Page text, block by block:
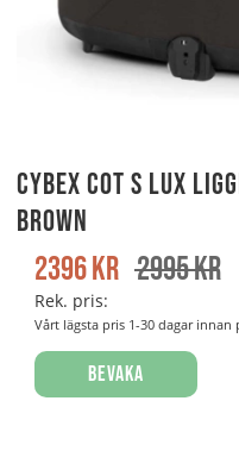
Cybex Cot S LUX
Brown
2995kr
2396kr
Rek. pris:
Vårt lägsta pris 1-30 dagar innan
Bevaka